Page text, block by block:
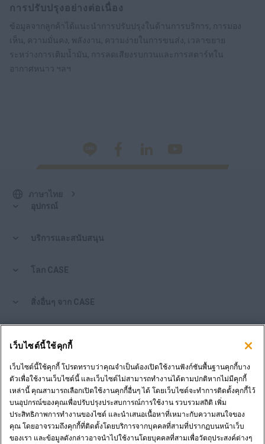
การปรับปรุงอย่างต่อเนื่อง
ข้อมูลจากลูกค้าได้แนะนำการปรับปรุงในด้านการบริการ, การมอง
เห็น, ความมั่นคง, พลังงาน, ความง่ายในการขนส่ง, เวลาขยาย
ระหว่างการเติมน้ำมัน, การลดเสียงรบกวนและการสตาร์ทใน
อากาศหนาว ฯลฯ
อุปกรณ์
บริการและสนับสนุน
โลก CASE
สิ่งอื่นๆ จาก CASE
คุณเป็นตัวแทนจำหน่ายหรือไม่?
เข้าสู่ระบบตัวแทนจำหน่าย
ต้องการเป็นตัวแทนจำหน่ายหรือไม่?
เว็บไซต์นี้ใช้คุกกี้
เว็บไซต์นี้ใช้คุกกี้ โปรดทราบว่าคุณจำเป็นต้องเปิดใช้งานฟังก์ชันพื้นฐานคุกกี้บาง
ตัวเพื่อใช้งานเว็บไซต์นี้ และเว็บไซต์ไม่สามารถทำงานได้ตามปกติหากไม่มีคุกกี้
เหล่านี้ คุณสามารถเลือกเปิดใช้งานคุกกี้อื่นๆ ได้ โดยเว็บไซต์จะทำการติดตั้งคุกกี้ไว้
บนอุปกรณ์ของคุณเพื่อปรับปรุงประสบการณ์การใช้งาน รวบรวมสถิติ เพิ่ม
ประสิทธิภาพการทำงานของไซต์ และนำเสนอเนื้อหาที่เหมาะกับความสนใจของ
คุณ โดยอาจรวมถึงคุกกี้ที่ติดตั้งโดยบริการจากบุคคลที่สามที่ปรากฏบนหน้าเว็บ
ของเรา และข้อมูลดังกล่าวอาจนำไปใช้งานโดยบุคคลที่สามเพื่อวัตถุประสงค์ต่างๆ